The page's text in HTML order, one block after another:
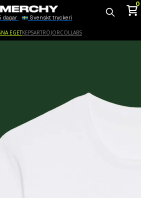
dagar Svenskt tryckeri
0
EGETKEPSARTRÖJORCOLLABS